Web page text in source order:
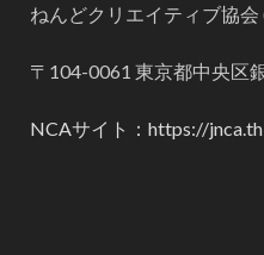
ねんどクリエイティブ協会
〒104-0061 東京都中央区
NCAサイト：https://